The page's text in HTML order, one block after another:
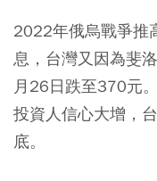
2022年俄烏戰爭推
息，台灣又因為斐
月26日跌至370元
投資人信心大增，
底。